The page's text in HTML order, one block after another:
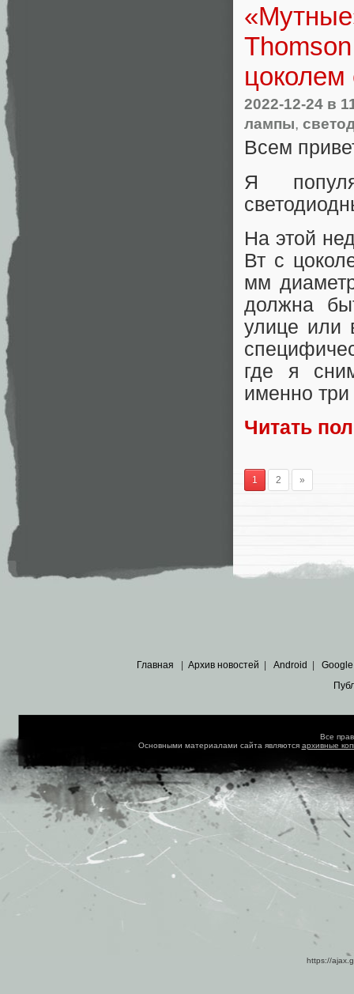
цоколем
2022-12-24 в
лампы,
Всем
Я
На этой
Вт с
мм
должна
улице или
где я
именно
Читать
1 2 »
Главная | Архив новостей | Android | Google
Все
Основными материалами сайта являются архивные
https://